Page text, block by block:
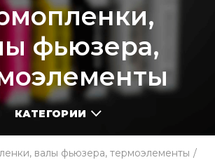
фьюзера,
КАТЕГОРИИ
валы фьюзера, термоэлементы